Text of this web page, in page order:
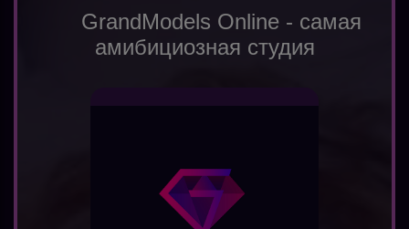
GrandModels Online - самая
амибициозная студия